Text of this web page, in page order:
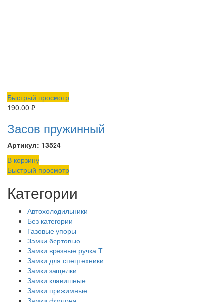
Быстрый просмотр
190.00 ₽
Засов пружинный
Артикул: 13524
В корзину
Быстрый просмотр
Категории
Автохолодильники
Без категории
Газовые упоры
Замки бортовые
Замки врезные ручка Т
Замки для спецтехники
Замки защелки
Замки клавишные
Замки прижимные
Замки фургона